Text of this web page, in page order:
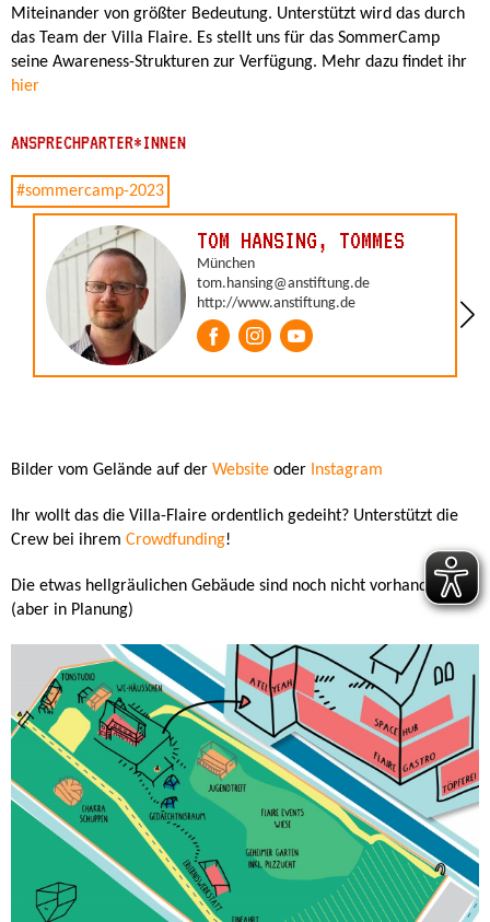
Miteinander von größter Bedeutung. Unterstützt wird das durch
das Team der Villa Flaire. Es stellt uns für das SommerCamp
seine Awareness-Strukturen zur Verfügung. Mehr dazu findet ihr
hier
ANSPRECHPARTER*INNEN
Bilder vom Gelände auf der Website oder Instagram
Ihr wollt das die Villa-Flaire ordentlich gedeiht? Unterstützt die
Crew bei ihrem Crowdfunding!
Die etwas hellgräulichen Gebäude sind noch nicht vorhanden
(aber in Planung)